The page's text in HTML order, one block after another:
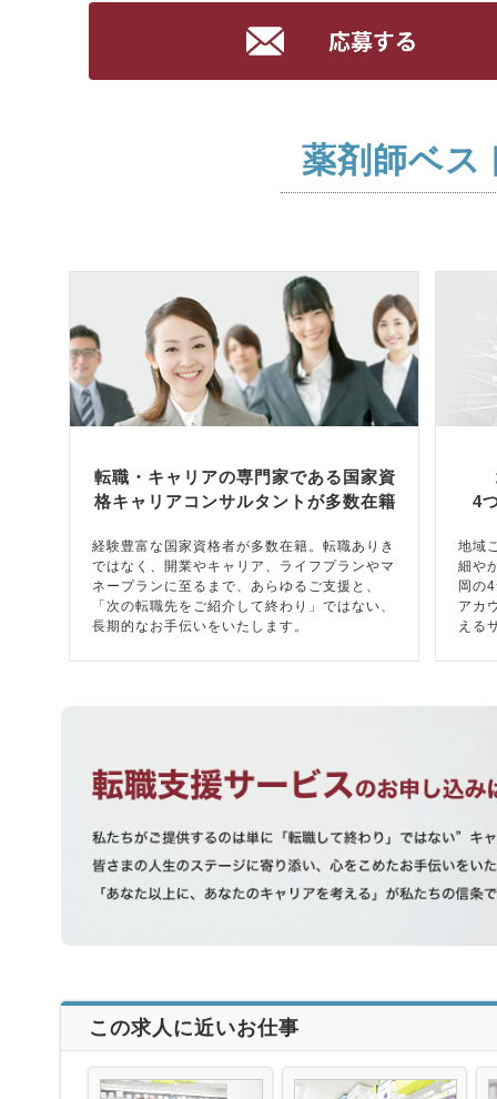
薬剤師ベス
転職・キャリアの専門家である国家資
格キャリアコンサルタントが多数在籍
経験豊富な国家資格者が多数在籍。転職ありき
ではなく、開業やキャリア、ライフプランやマ
ネープランに至るまで、あらゆるご支援と、
「次の転職先をご紹介して終わり」ではない、
長期的なお手伝いをいたします。
4
地域
細や
岡の
アカ
える
この求人に近いお仕事